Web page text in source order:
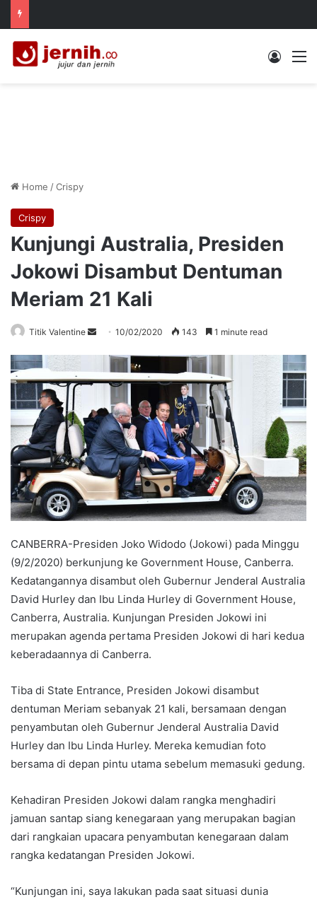
Log In
Home /Crispy
Crispy
Kunjungi Australia, Presiden
Jokowi Disambut Dentuman
Meriam 21 Kali
Titik Valentine
Send10/02/2020 143 1 minute read
CANBERRA-Presiden Joko Widodo (Jokowi) pada Minggu
(9/2/2020) berkunjung ke Government House, Canberra.
Kedatangannya disambut oleh Gubernur Jenderal Australia
David Hurley dan Ibu Linda Hurley di Government House,
Canberra, Australia. Kunjungan Presiden Jokowi ini
merupakan agenda pertama Presiden Jokowi di hari kedua
keberadaannya di Canberra.
Tiba di State Entrance, Presiden Jokowi disambut
dentuman Meriam sebanyak 21 kali, bersamaan dengan
penyambutan oleh Gubernur Jenderal Australia David
Hurley dan Ibu Linda Hurley. Mereka kemudian foto
bersama di depan pintu utama sebelum memasuki gedung.
Kehadiran Presiden Jokowi dalam rangka menghadiri
jamuan santap siang kenegaraan yang merupakan bagian
dari rangkaian upacara penyambutan kenegaraan dalam
rangka kedatangan Presiden Jokowi.
“Kunjungan ini, saya lakukan pada saat situasi dunia